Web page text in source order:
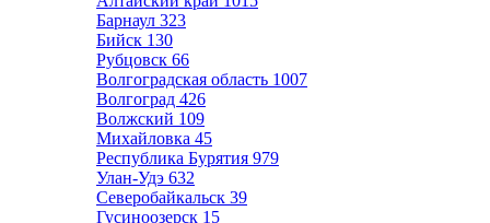
Барнаул 323
Бийск 130
Рубцовск 66
Волгоградская область 1007
Волгоград 426
Волжский 109
Михайловка 45
Республика Бурятия 979
Улан-Удэ 632
Северобайкальск 39
Гусиноозерск 15